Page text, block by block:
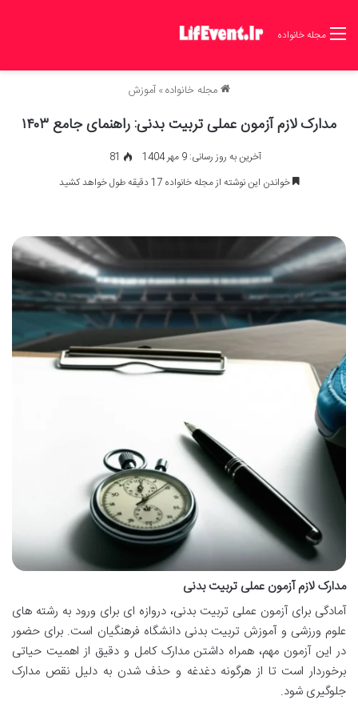
مجله خانواده
مجله خانواده» آموزش
مدارک لازم آزمون عملی تربیت بدنی: راهنمای جامع ۱۴۰۳
آخرین به روز رسانی: 9 مهر 1404
81
خواندن این نوشته از مجله خانواده 17 دقیقه طول خواهد کشید
مدارک لازم آزمون عملی تربیت بدنی
آمادگی برای آزمون عملی تربیت بدنی، دروازه ای برای ورود به رشته های
علوم ورزشی و آموزش تربیت بدنی دانشگاه فرهنگیان است. برای حضور
در این آزمون مهم، همراه داشتن مدارک کامل و دقیق از اهمیت حیاتی
برخوردار است تا از هرگونه دغدغه و حذف شدن به دلیل نقص مدارک
جلوگیری شود.